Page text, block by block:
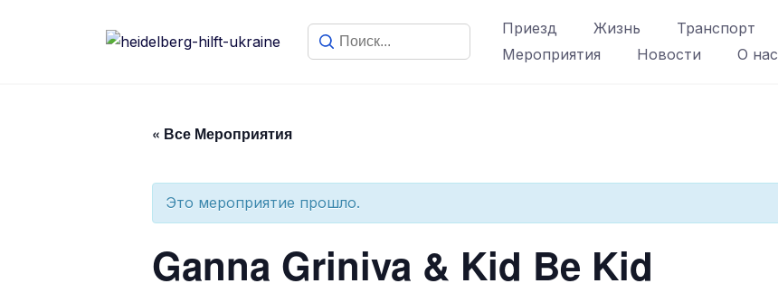
Приезд Жизнь Транспорт
Мероприятия
Новости О нас
« Все Мероприятия
Это мероприятие прошло.
Ganna Griniva & Kid Be Kid